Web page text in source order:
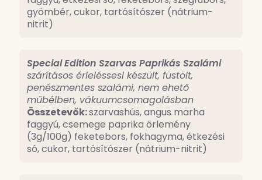
gyömbér, cukor, tartósítószer (nátrium-
nitrit)
Special Edition Szarvas Paprikás Szalámi
szárításos érleléssesl készült, füstölt,
penészmentes szalámi, nem ehető
műbélben, vákuumcsomagolásban
Összetevők:szarvashús, angus marha
faggyú, csemege paprika őrlemény
(3g/100g) feketebors, fokhagyma, étkezési
só, cukor, tartósítószer (nátrium-nitrit)